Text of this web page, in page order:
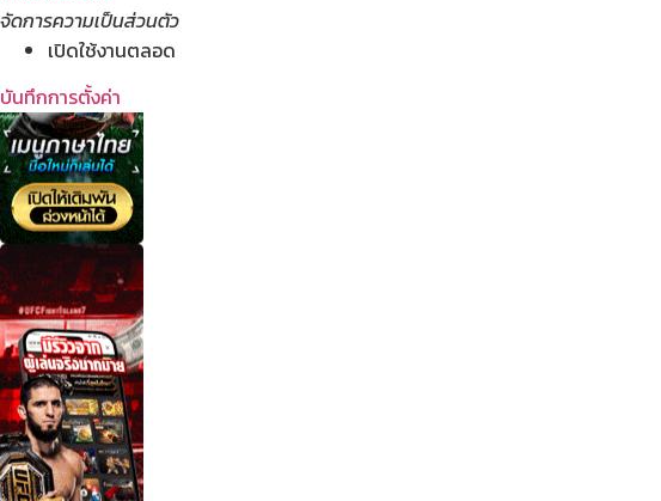
จัดการความเป็นส่วนตัว
เปิดใช้งานตลอด
บันทึกการตั้งค่า